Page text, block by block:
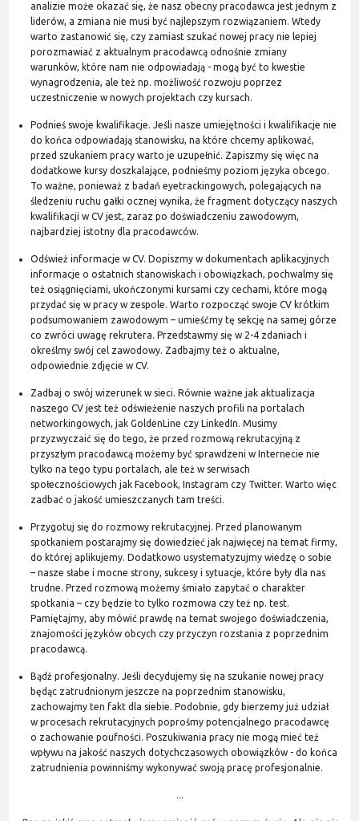
analizie może okazać się, że nasz obecny pracodawca jest jednym z
liderów, a zmiana nie musi być najlepszym rozwiązaniem. Wtedy
warto zastanowić się, czy zamiast szukać nowej pracy nie lepiej
porozmawiać z aktualnym pracodawcą odnośnie zmiany
warunków, które nam nie odpowiadają - mogą być to kwestie
wynagrodzenia, ale też np. możliwość rozwoju poprzez
uczestniczenie w nowych projektach czy kursach.
Podnieś swoje kwalifikacje. Jeśli nasze umiejętności i kwalifikacje nie
do końca odpowiadają stanowisku, na które chcemy aplikować,
przed szukaniem pracy warto je uzupełnić. Zapiszmy się więc na
dodatkowe kursy doszkalające, podnieśmy poziom języka obcego.
To ważne, ponieważ z badań eyetrackingowych, polegających na
śledzeniu ruchu gałki ocznej wynika, że fragment dotyczący naszych
kwalifikacji w CV jest, zaraz po doświadczeniu zawodowym,
najbardziej istotny dla pracodawców.
Odśwież informacje w CV. Dopiszmy w dokumentach aplikacyjnych
informacje o ostatnich stanowiskach i obowiązkach, pochwalmy się
też osiągnięciami, ukończonymi kursami czy cechami, które mogą
przydać się w pracy w zespole. Warto rozpocząć swoje CV krótkim
podsumowaniem zawodowym – umieśćmy tę sekcję na samej górze
co zwróci uwagę rekrutera. Przedstawmy się w 2-4 zdaniach i
określmy swój cel zawodowy. Zadbajmy też o aktualne,
odpowiednie zdjęcie w CV.
Zadbaj o swój wizerunek w sieci. Równie ważne jak aktualizacja
naszego CV jest też odświeżenie naszych profili na portalach
networkingowych, jak GoldenLine czy LinkedIn. Musimy
przyzwyczaić się do tego, że przed rozmową rekrutacyjną z
przyszłym pracodawcą możemy być sprawdzeni w Internecie nie
tylko na tego typu portalach, ale też w serwisach
społecznościowych jak Facebook, Instagram czy Twitter. Warto więc
zadbać o jakość umieszczanych tam treści.
Przygotuj się do rozmowy rekrutacyjnej. Przed planowanym
spotkaniem postarajmy się dowiedzieć jak najwięcej na temat firmy,
do której aplikujemy. Dodatkowo usystematyzujmy wiedzę o sobie
– nasze słabe i mocne strony, sukcesy i sytuacje, które były dla nas
trudne. Przed rozmową możemy śmiało zapytać o charakter
spotkania – czy będzie to tylko rozmowa czy też np. test.
Pamiętajmy, aby mówić prawdę na temat swojego doświadczenia,
znajomości języków obcych czy przyczyn rozstania z poprzednim
pracodawcą.
Bądź profesjonalny. Jeśli decydujemy się na szukanie nowej pracy
będąc zatrudnionym jeszcze na poprzednim stanowisku,
zachowajmy ten fakt dla siebie. Podobnie, gdy bierzemy już udział
w procesach rekrutacyjnych poprośmy potencjalnego pracodawcę
o zachowanie poufności. Poszukiwania pracy nie mogą mieć też
wpływu na jakość naszych dotychczasowych obowiązków - do końca
zatrudnienia powinniśmy wykonywać swoją pracę profesjonalnie.
...